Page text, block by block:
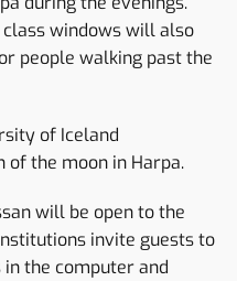
class windows will also
people walking past the
of Iceland
the moon in Harpa.
will be open to the
invite guests to
the computer and